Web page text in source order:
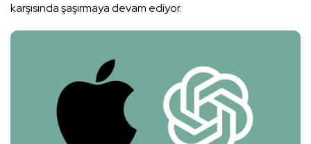
karşısında şaşırmaya devam ediyor.